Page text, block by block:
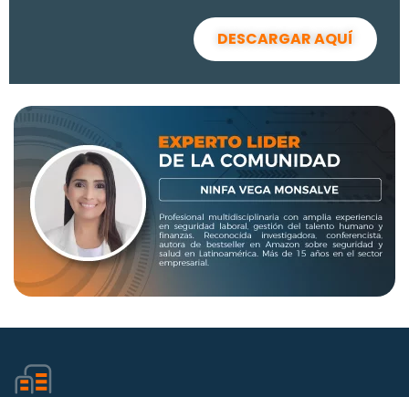
DESCARGAR AQUÍ